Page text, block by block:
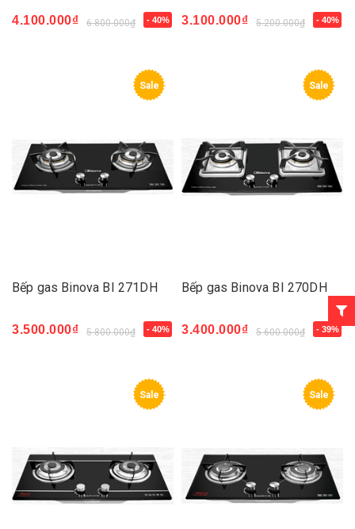
4.100.000₫ 6.800.000₫ - 40% 3.100.000₫ 5.200.000₫ - 40%
Sale
Bếp gas Binova BI 271DH
3.500.000₫ 5.800.000₫ - 40%
Sale
Bếp gas Binova BI 270DH
3.400.000₫ 5.600.000₫ - 39%
Sale Sale